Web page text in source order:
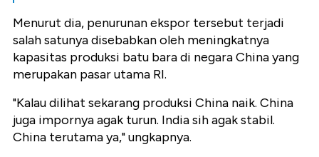
Menurut dia, penurunan ekspor tersebut terjadi
salah satunya disebabkan oleh meningkatnya
kapasitas produksi batu bara di negara China yang
merupakan pasar utama RI.
"Kalau dilihat sekarang produksi China naik. China
juga impornya agak turun. India sih agak stabil.
China terutama ya," ungkapnya.